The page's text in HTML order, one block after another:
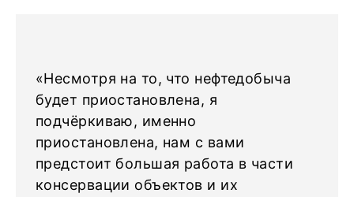
«Несмотря на то, что нефтедобыча
будет приостановлена, я
подчёркиваю, именно
приостановлена, нам с вами
предстоит большая работа в части
консервации объектов и их